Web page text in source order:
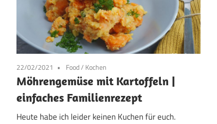
22/02/2021 Food/ Kochen
Möhrengemüse mit Kartoffeln |
einfaches Familienrezept
Heute habe ich leider keinen Kuchen für euch.